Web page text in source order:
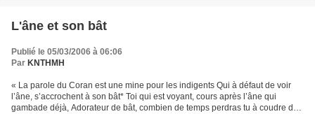
L'âne et son bât
Publié le 05/03/2006 à 06:06
Par KNTHMH
« La parole du Coran est une mine pour les indigents Qui à défaut de voir
l’âne, s’accrochent à son bât* Toi qui est voyant, cours après l’âne qui
gambade déjà, Adorateur de bât, combien de temps perdras tu à coudre des